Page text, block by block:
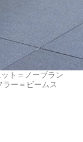
ト＝ノーブラン
ー＝ビームス